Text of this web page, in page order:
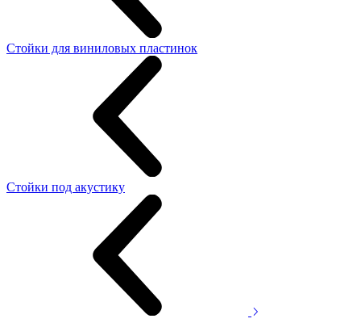
Стойки для виниловых пластинок
Стойки под акустику